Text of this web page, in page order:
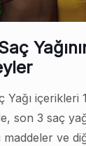
Yağı içerikleri
son 3 saç
ve